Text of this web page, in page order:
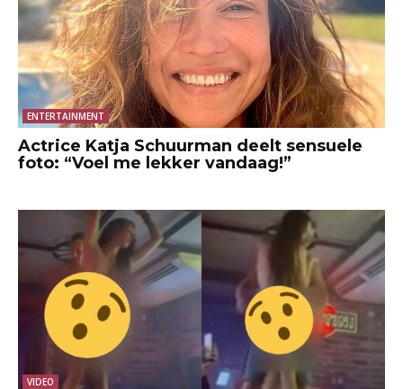
ENTERTAINMENT
Actrice Katja Schuurman deelt sensuele
foto: “Voel me lekker vandaag!”
VIDEO